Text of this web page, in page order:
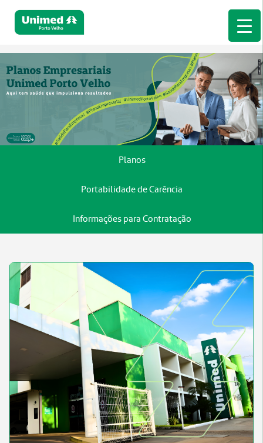
Planos
Portabilidade de Carência
Informações para Contratação